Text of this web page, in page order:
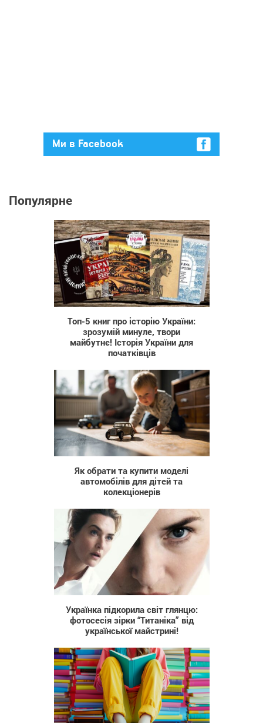
Ми в Facebook
Популярне
110
Топ-5 книг про історію України:
зрозумій минуле, твори
майбутнє! Історія України для
початківців
21
Як обрати та купити моделі
автомобілів для дітей та
колекціонерів
81
Українка підкорила світ глянцю:
фотосесія зірки “Титаніка” від
української майстрині!